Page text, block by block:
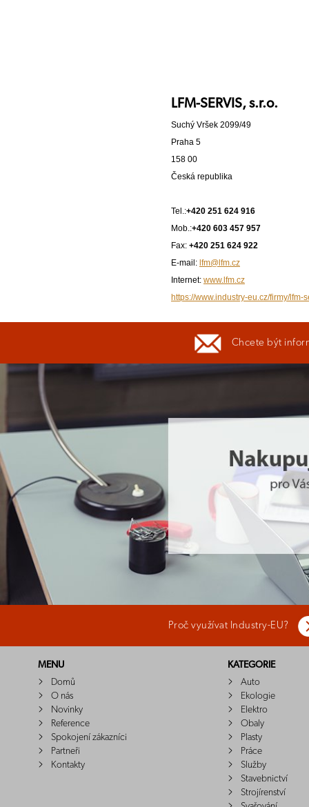
LFM-SERVIS, s.r.o.
Suchý Vršek 2099/49
Praha 5
158 00
Česká republika
Tel.:+420 251 624 916
Mob.:+420 603 457 957
Fax: +420 251 624 922
E-mail: lfm@lfm.cz
Internet: www.lfm.cz
https://www.industry-eu.cz/firmy/lfm-
Chcete být
Proč využívat Industry-EU?
MENU
Domů
O nás
Novinky
Reference
Spokojení zákazníci
Partneři
Kontakty
KATEGORIE
Auto
Ekologie
Elektro
Obaly
Plasty
Práce
Služby
Stavebnictví
Strojírenství